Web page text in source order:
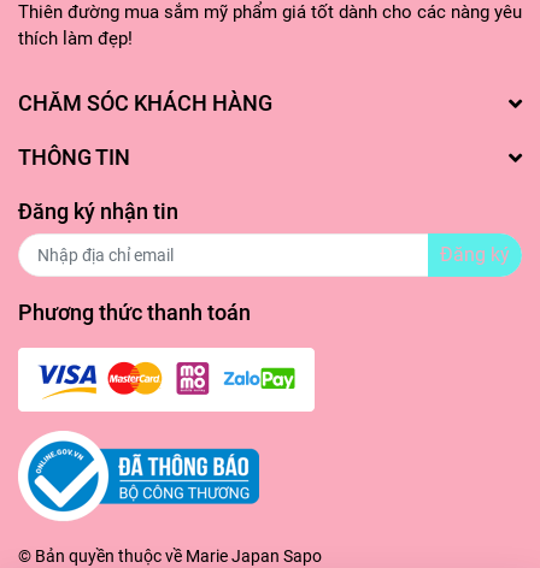
Thiên đường mua sắm mỹ phẩm giá tốt dành cho các nàng yêu
thích làm đẹp!
CHĂM SÓC KHÁCH HÀNG
THÔNG TIN
Đăng ký nhận tin
Đăng ký
Phương thức thanh toán
© Bản quyền thuộc về Marie Japan Sapo